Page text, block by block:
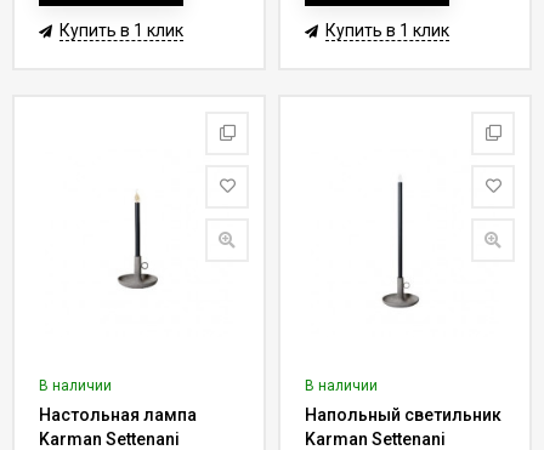
Купить в 1 клик Купить в 1 клик
В наличии
Настольная лампа
Karman Settenani
В наличии
Напольный светильник
Karman Settenani